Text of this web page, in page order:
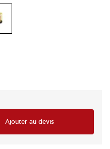
Ajouter au devis